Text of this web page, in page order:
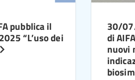
pubblica il
“L’uso dei
30/
di
nuovi